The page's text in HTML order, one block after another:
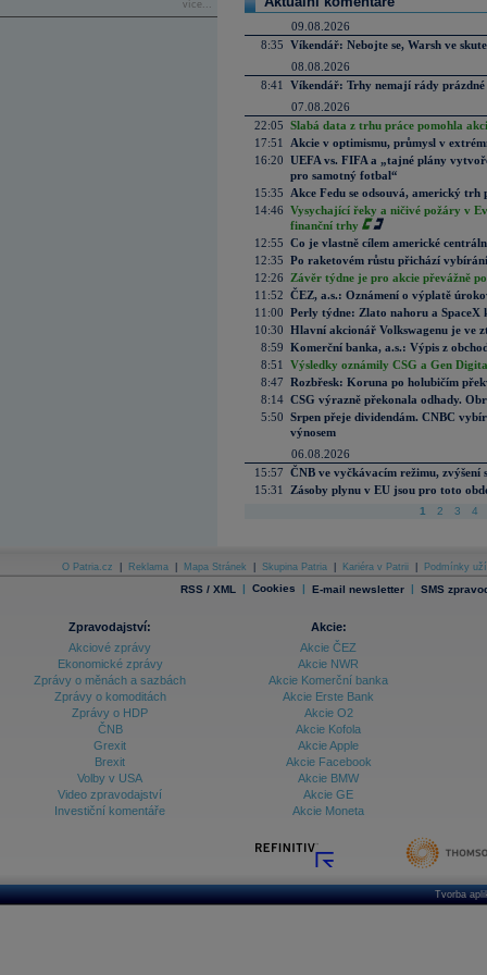
více...
09.08.2026
8:35 Víkendář: Nebojte se, Warsh ve
08.08.2026
8:41
Víkendář: Trhy nemají rády prázdné
07.08.2026
22:05 Slabá data z trhu práce pomohla
17:51
Akcie v optimismu, průmysl v
16:20 UEFA vs. FIFA a „tajné plány
pro samotný fotbal“
15:35
Akce Fedu se odsouvá, americký
14:46 Vysychající řeky a ničivé požáry v
finanční trhy
12:55 Co je vlastně cílem americké
12:35 Po raketovém růstu přichází
12:26
Závěr týdne je pro akcie převážně
11:52 ČEZ, a.s.: Oznámení o výplatě
11:00 Perly týdne: Zlato nahoru a SpaceX
10:30 Hlavní akcionář Volkswagenu je ve
8:59 Komerční banka, a.s.: Výpis z
8:51
Výsledky oznámily CSG a Gen
8:47 Rozbřesk: Koruna po holubičím
8:14 CSG výrazně překonala odhady.
5:50 Srpen přeje dividendám. CNBC
výnosem
06.08.2026
15:57 ČNB ve vyčkávacím režimu, zvýšení
15:31
Zásoby plynu v EU jsou pro toto
1 2 3 4
O Patria.cz Reklama Mapa Stránek Skupina Patria Kariéra v Patrii Podmínky
RSS / XML | Cookies | E-mail newsletter | SMS
Zpravodajství:
Akciové zprávy
Ekonomické zprávy
Zprávy o měnách a sazbách
Zprávy o komoditách
Zprávy o HDP
ČNB
Grexit
Brexit
Volby v USA
Video zpravodajství
Investiční komentáře
Akcie:
Akcie ČEZ
Akcie NWR
Akcie Komerční banka
Akcie Erste Bank
Akcie O2
Akcie Kofola
Akcie Apple
Akcie Facebook
Akcie BMW
Akcie GE
Akcie Moneta
Tvorba